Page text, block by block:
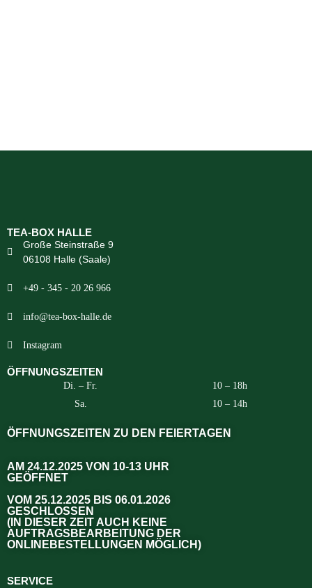
TEA-BOX HALLE
Große Steinstraße 9
06108 Halle (Saale)
+49 - 345 - 20 26 966
info@tea-box-halle.de
Instagram
ÖFFNUNGSZEITEN
Di. – Fr.
10 – 18h
Sa.
10 – 14h
ÖFFNUNGSZEITEN ZU DEN FEIERTAGEN
AM 24.12.2025 VON 10-13 UHR
GEÖFFNET
VOM 25.12.2025 BIS 06.01.2026
GESCHLOSSEN
(IN DIESER ZEIT AUCH KEINE
AUFTRAGSBEARBEITUNG DER
ONLINEBESTELLUNGEN MÖGLICH)
SERVICE